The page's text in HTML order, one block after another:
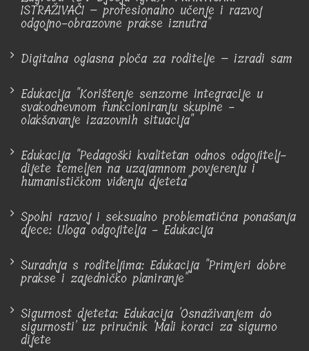
ISTRAŽIVAČI – profesionalno učenje i razvoj
odgojno-obrazovne prakse iznutra"
Digitalna oglasna ploča za roditelje – izradi sam
Edukacija "Korištenje senzorne integracije u
svakodnevnom funkcioniranju skupine -
olakšavanje izazovnih situacija"
Edukacija "Pedagoški kvalitetan odnos odgojitelj-
dijete temeljen na uzajamnom povjerenju i
humanističkom viđenju djeteta"
Spolni razvoj i seksualno problematična ponašanja
djece: Uloga odgojitelja - Edukacija
Suradnja s roditeljima: Edukacija "Primjeri dobre
prakse i zajedničko planiranje"
Sigurnost djeteta: Edukacija 'Osnaživanjem do
sigurnosti' uz priručnik 'Mali koraci za sigurno
dijete